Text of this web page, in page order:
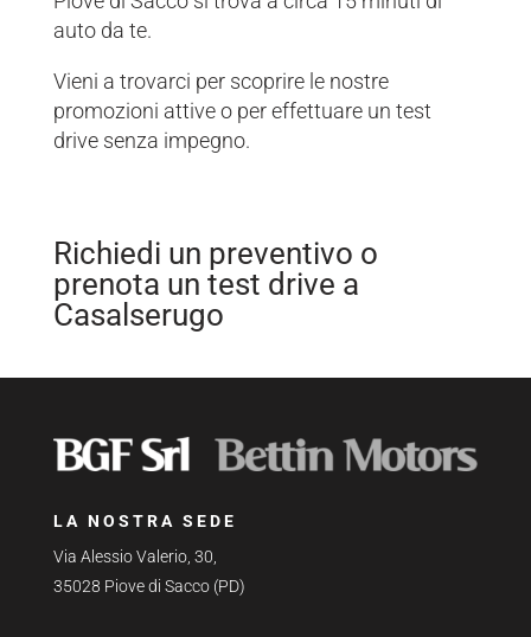
auto da te.
Vieni a trovarci per scoprire le nostre
promozioni attive o per effettuare un test
drive senza impegno.
Richiedi un preventivo o
prenota un test drive a
Casalserugo
LA NOSTRA SEDE
Via Alessio Valerio, 30,
35028 Piove di Sacco (PD)